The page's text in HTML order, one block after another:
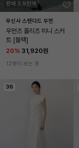
판매 3.9천개
무신사 스탠다드 우먼
우먼즈 플리츠 미니 스커
트 [블랙]
20% 31,920원
12명이 보는 중
36